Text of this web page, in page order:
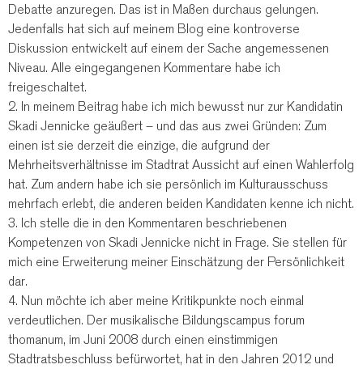
Debatte anzuregen. Das ist in Maßen durchaus gelungen.
Jedenfalls hat sich auf meinem Blog eine kontroverse
Diskussion entwickelt auf einem der Sache angemessenen
Niveau. Alle eingegangenen Kommentare habe ich
freigeschaltet.
2. In meinem Beitrag habe ich mich bewusst nur zur Kandidatin
Skadi Jennicke geäußert – und das aus zwei Gründen: Zum
einen ist sie derzeit die einzige, die aufgrund der
Mehrheitsverhältnisse im Stadtrat Aussicht auf einen Wahlerfolg
hat. Zum andern habe ich sie persönlich im Kulturausschuss
mehrfach erlebt, die anderen beiden Kandidaten kenne ich nicht.
3. Ich stelle die in den Kommentaren beschriebenen
Kompetenzen von Skadi Jennicke nicht in Frage. Sie stellen für
mich eine Erweiterung meiner Einschätzung der Persönlichkeit
dar.
4. Nun möchte ich aber meine Kritikpunkte noch einmal
verdeutlichen. Der musikalische Bildungscampus forum
thomanum, im Juni 2008 durch einen einstimmigen
Stadtratsbeschluss befürwortet, hat in den Jahren 2012 und